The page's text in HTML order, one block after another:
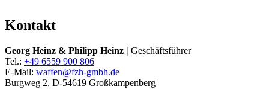
Kontakt
Georg Heinz & Philipp Heinz | Geschäftsführer
Tel.: +49 6559 900 806
E-Mail: waffen@fzh-gmbh.de
Burgweg 2, D-54619 Großkampenberg